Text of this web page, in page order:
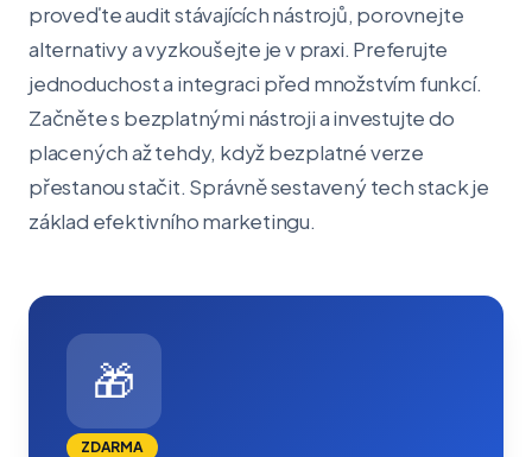
proveďte audit stávajících nástrojů, porovnejte
alternativy a vyzkoušejte je v praxi. Preferujte
jednoduchost a integraci před množstvím funkcí.
Začněte s bezplatnými nástroji a investujte do
placených až tehdy, když bezplatné verze
přestanou stačit. Správně sestavený tech stack je
základ efektivního marketingu.
🎁
ZDARMA